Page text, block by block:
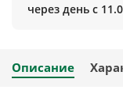
через день с
Описание